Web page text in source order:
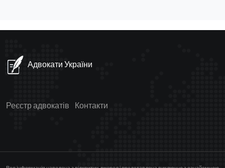
Адвокати України
Реєстр адвокатів Контакти